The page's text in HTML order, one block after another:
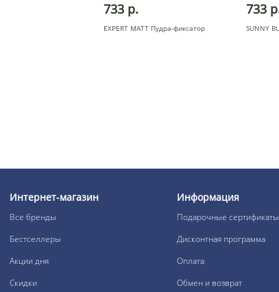
733 р.
EXPERT MATT Пудра-фиксатор
733
SUNNY
Интернет-магазин
Все бренды
Бестселлеры
Акции дня
Скидки
Информация
Подарочные сертификаты
Дисконтная программа
Оплата
Обмен и возврат